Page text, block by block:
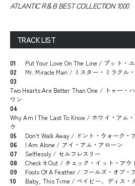
ATLANTIC R＆B BEST COLLECTION 1000
TRACK LIST
01
Put Your Love On The Line / プット・
02
Mr. Miracle Man / ミスター・ミラクル
03
Two Hearts Are Better Than One / トゥー・
ワン
04
Why Am I The Last To Know / ホワイ・アム
ウ
05
Don't Walk Away / ドント・ウォーク・
06
I Am Alone / アイ・アム・アローン
07
Selflessly / セルフレスリー
08
Check It Out / チェック・イット・アウ
09
Fools Of A Feather / フールズ・オブ・
10
Baby, This Time / ベイビー、ディス・